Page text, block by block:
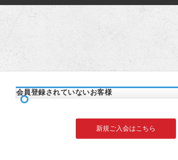
会員登録されていないお客様
新規ご入会はこちら